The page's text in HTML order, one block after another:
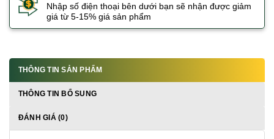
Nhập số điện thoại bên dưới bạn sẽ nhận được giảm
giá từ 5-15% giá sản phẩm
THÔNG TIN SẢN PHẨM
THÔNG TIN BỔ SUNG
ĐÁNH GIÁ (0)